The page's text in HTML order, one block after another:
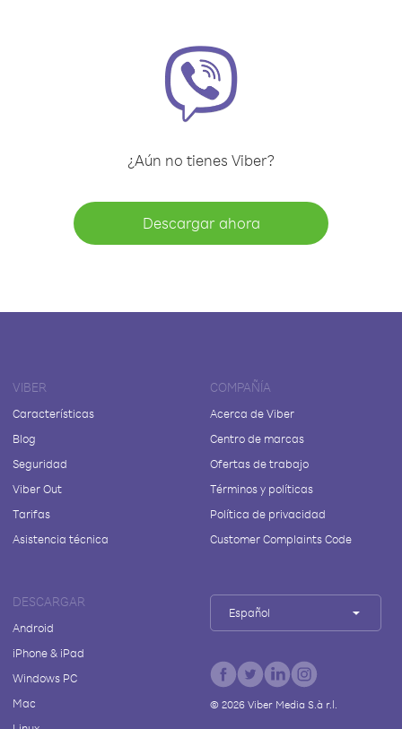
¿Aún no tienes Viber?
Descargar ahora
VIBER
Características
Blog
Seguridad
Viber Out
Tarifas
Asistencia técnica
COMPAÑÍA
Acerca de Viber
Centro de marcas
Ofertas de trabajo
Términos y políticas
Política de privacidad
Customer Complaints Code
DESCARGAR
Android
iPhone & iPad
Windows PC
Mac
Español
© 2026Viber Media S.à r.l.